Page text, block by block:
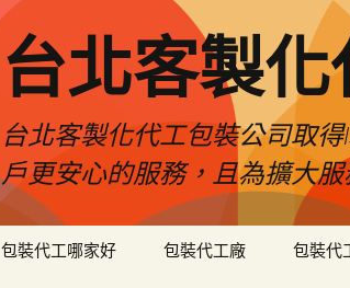
台北客製
台北客製化代工包裝公司取
戶更安心的服務，且為擴大
包裝代工哪家好 包裝代工廠 包裝代